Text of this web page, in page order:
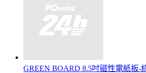
GREEN BOARD 8.5吋磁性電紙板-